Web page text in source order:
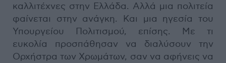
καλλιτέχνες στην Ελλάδα. Αλλά μια πολιτεία
φαίνεται στην ανάγκη. Και μια ηγεσία του
Υπουργείου Πολιτισμού, επίσης. Με τι
ευκολία προσπάθησαν να διαλύσουν την
Ορχήστρα των Χρωμάτων, σαν να αφήνεις να